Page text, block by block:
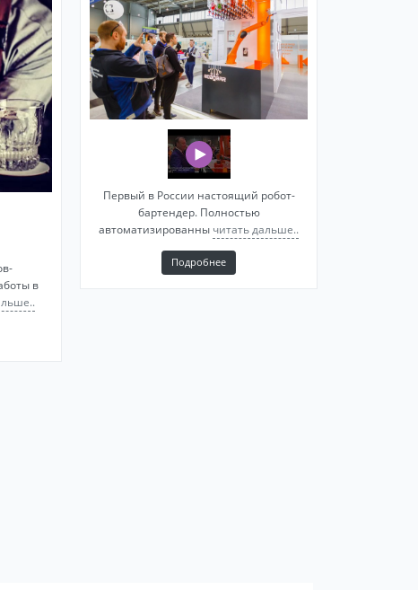
в
Первый в России настоящий робот-
бартендер. Полностью
автоматизированны читать дальше..
Подробнее